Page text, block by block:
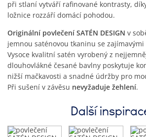
při stlaní vytváří rafinované kontrasty,
ložnice rozzáří domácí pohodou.
Originální povlečení SATÉN DESIGN v
jemnou saténovou tkaninu se
Vysoce kvalitní satén vyrobený z
dlouhovlákné česané bavlny poskytuje
nižší mačkavosti a snadné údržby pro
Při sušení v závěsu nevyžaduje žehlení.
Další